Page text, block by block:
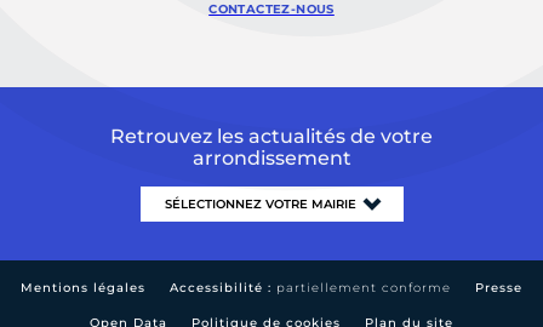
CONTACTEZ-NOUS
Retrouvez les actualités de votre
arrondissement
Mentions légales Accessibilité : partiellement conforme Presse
Open Data Politique de cookies Plan du site